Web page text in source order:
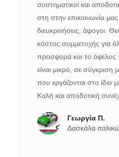
συστηματικοί και
στη στην επικοινωνία μας
διευκρινήσεις, άψογοι.
κόστος συμμετοχής για
προσφορά και το όφελος
είναι μικρό, σε σύγκριση
που εργάζονται στο ίδιο
Καλή και αποδοτική
Γεωργία Π.
Δασκάλα